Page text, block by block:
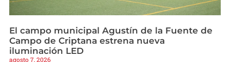
El campo municipal Agustín de la Fuente de
Campo de Criptana estrena nueva
iluminación LED
agosto 7, 2026